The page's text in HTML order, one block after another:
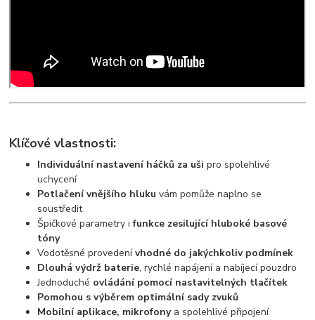
Klíčové vlastnosti:
Individuální nastavení háčků za uši pro spolehlivé
uchycení
Potlačení vnějšího hluku vám pomůže naplno se
soustředit
Špičkové parametry ifunkce zesilující hluboké basové
tóny
Vodotěsné provedenívhodné do jakýchkoliv podmínek
Dlouhá výdrž baterie, rychlé napájení a nabíjecí pouzdro
Jednoduché ovládání pomocí nastavitelných tlačítek
Pomohou s výběrem optimální sady zvuků
Mobilní aplikace, mikrofonya spolehlivé připojení